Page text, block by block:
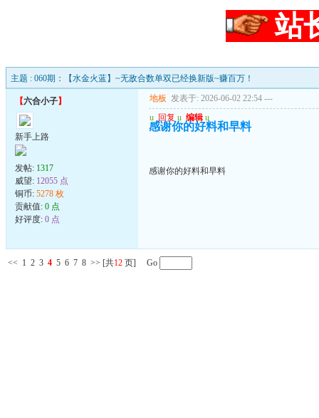
站
主题 : 060期：【水金火蓝】~无敌合数单双已经换新版~赚百万！
【六合小子】
新手上路
发帖: 1317
威望: 12055 点
铜币: 5278 枚
贡献值: 0 点
好评度: 0 点
地板 发表于: 2026-06-02 22:54 ---
u 回复 u 编辑 u
感谢你的好料和早料
感谢你的好料和早料
<< 1 2 3 4 5 6 7 8 >> [共12 页] Go